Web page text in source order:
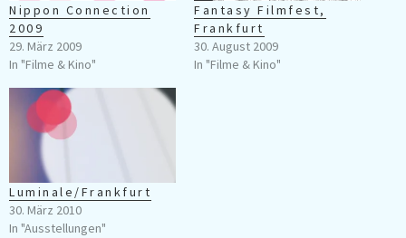
Nippon Connection
2009
29. März 2009
In "Filme & Kino"
Fantasy Filmfest,
Frankfurt
30. August 2009
In "Filme & Kino"
Luminale/Frankfurt
30. März 2010
In "Ausstellungen"